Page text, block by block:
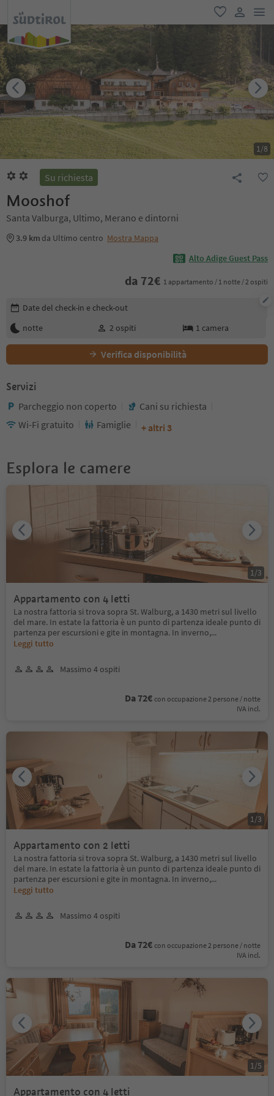
favoriti
user link
1/8
Su richiesta
Mooshof
Santa Valburga, Ultimo, Merano e dintorni
3.9 km da Ultimo centro Mostra Mappa
Alto Adige Guest Pass
da 72€ 1 appartamento / 1 notte / 2 ospiti
Modifica i dettagli della prenotazione
Date del check-in e check-out
notte
2 ospiti 1 camera
Verifica disponibilità
Servizi
Parcheggio non coperto
Cani su richiesta
Wi-Fi gratuito
Famiglie + altri 3
Esplora le camere
Appartamento con 4 letti
La nostra fattoria si trova sopra St. Walburg, a 1430 metri sul livello
del mare. In estate la fattoria è un punto di partenza ideale punto di
partenza per escursioni e gite in montagna. In inverno,...
Leggi tutto
Massimo 4 ospiti
Da 72€ con occupazione 2 persone / notte
IVA incl.
1 /3
Appartamento con 2 letti
La nostra fattoria si trova sopra St. Walburg, a 1430 metri sul livello
del mare. In estate la fattoria è un punto di partenza ideale punto di
partenza per escursioni e gite in montagna. In inverno,...
Leggi tutto
Massimo 4 ospiti
Da 72€ con occupazione 2 persone / notte
IVA incl.
1 /3
Appartamento con 4 letti
1 /5